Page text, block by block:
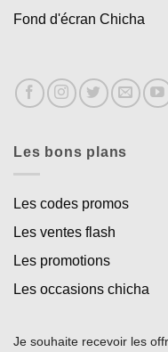
Fond d'écran Chicha
Les bons plans
Les codes promos
Les ventes flash
Les promotions
Les occasions chicha
Je souhaite recevoir les